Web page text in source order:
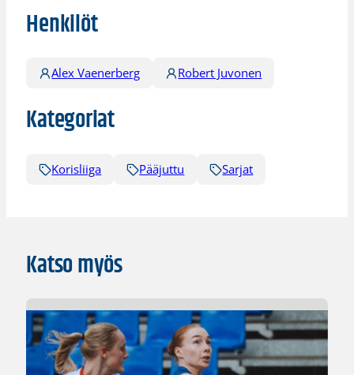
Henkilöt
Alex Vaenerberg Robert Juvonen
Kategoriat
Korisliiga Pääjuttu Sarjat
Katso myös